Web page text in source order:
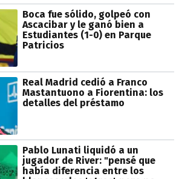
Boca fue sólido, golpeó con
Ascacibar y le ganó bien a
Estudiantes (1-0) en Parque
Patricios
Real Madrid cedió a Franco
Mastantuono a Fiorentina: los
detalles del préstamo
Pablo Lunati liquidó a un
jugador de River: "pensé que
había diferencia entre los